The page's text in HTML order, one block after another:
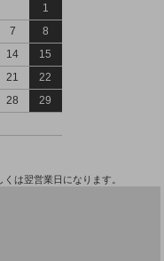
1
7
8
14
15
21
22
28
29
は翌営業日になります。